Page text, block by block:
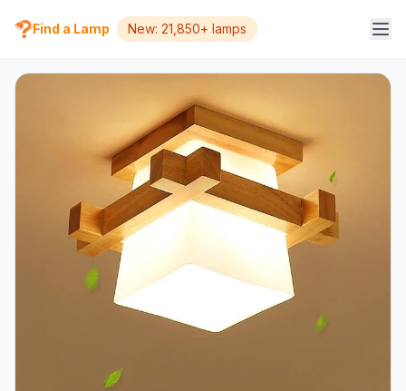
Find a Lamp New: 21,850+ lamps